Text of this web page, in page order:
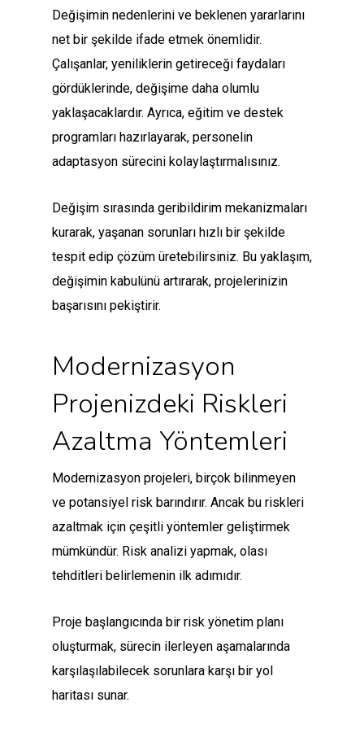
Değişimin nedenlerini ve beklenen yararlarını
net bir şekilde ifade etmek önemlidir.
Çalışanlar, yeniliklerin getireceği faydaları
gördüklerinde, değişime daha olumlu
yaklaşacaklardır. Ayrıca, eğitim ve destek
programları hazırlayarak, personelin
adaptasyon sürecini kolaylaştırmalısınız.
Değişim sırasında geribildirim mekanizmaları
kurarak, yaşanan sorunları hızlı bir şekilde
tespit edip çözüm üretebilirsiniz. Bu yaklaşım,
değişimin kabulünü artırarak, projelerinizin
başarısını pekiştirir.
Modernizasyon
Projenizdeki Riskleri
Azaltma Yöntemleri
Modernizasyon projeleri, birçok bilinmeyen
ve potansiyel risk barındırır. Ancak bu riskleri
azaltmak için çeşitli yöntemler geliştirmek
mümkündür. Risk analizi yapmak, olası
tehditleri belirlemenin ilk adımıdır.
Proje başlangıcında bir risk yönetim planı
oluşturmak, sürecin ilerleyen aşamalarında
karşılaşılabilecek sorunlara karşı bir yol
haritası sunar.